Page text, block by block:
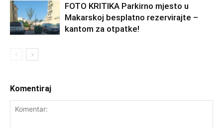
FOTO KRITIKA Parkirno mjesto u
Makarskoj besplatno rezervirajte –
kantom za otpatke!
Komentiraj